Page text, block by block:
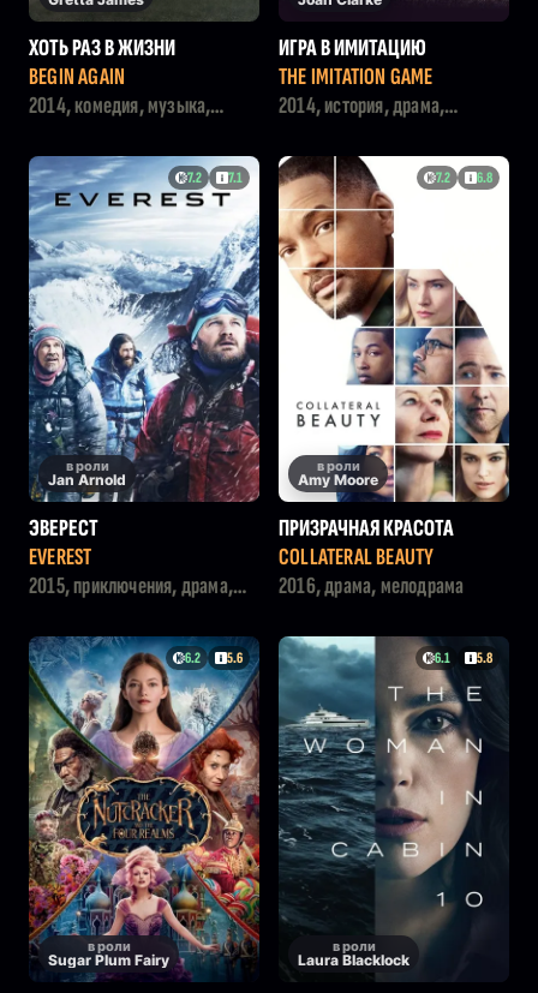
ХОТЬ РАЗ В ЖИЗНИ
BEGIN AGAIN
2014, комедия, музыка,
ИГРА В ИМИТАЦИЮ
THE IMITATION GAME
2014, история, драма,
7.2 7.1
в роли
Jan Arnold
ЭВЕРЕСТ
EVEREST
2015, приключения, драма,
7.2 6.8
в роли
Amy Moore
ПРИЗРАЧНАЯ КРАСОТА
COLLATERAL BEAUTY
2016, драма, мелодрама
6.2 5.6
в роли
Sugar Plum Fairy
6.1 5.8
в роли
Laura Blacklock